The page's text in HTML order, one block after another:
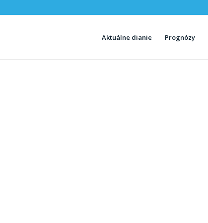
Aktuálne dianie Prognózy